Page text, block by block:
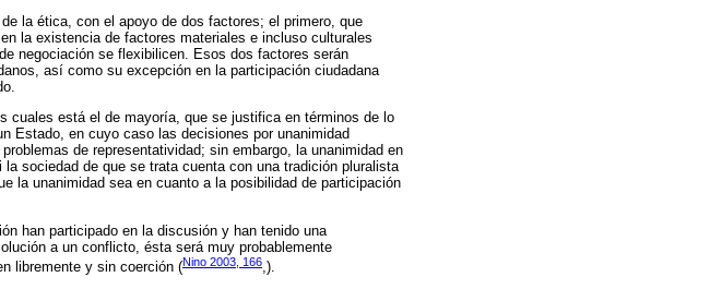
la ética, con el apoyo de dos factores; el primero, que
la existencia de factores materiales e incluso culturales
negociación se flexibilicen. Esos dos factores serán
así como su excepción en la participación ciudadana
cuales está el de mayoría, que se justifica en términos de lo
Estado, en cuyo caso las decisiones por unanimidad
de representatividad; sin embargo, la unanimidad en
sociedad de que se trata cuenta con una tradición pluralista
la unanimidad sea en cuanto a la posibilidad de participación
han participado en la discusión y han tenido una
a un conflicto, ésta será muy probablemente
libremente y sin coerción (Nino 2003, 166,).